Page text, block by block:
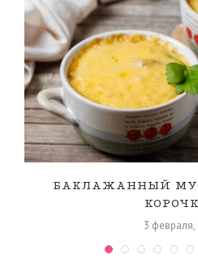
БАКЛАЖАННЫЙ
3 февраля,